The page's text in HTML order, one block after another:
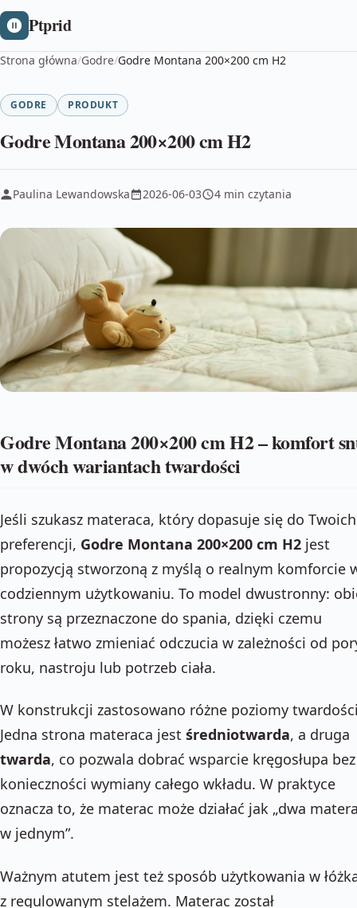
Ptprid
Strona główna/Godre/Godre Montana 200×200 cm H2
GODRE PRODUKT
Godre Montana 200×200 cm H2
Paulina Lewandowska 2026-06-03 4 min czytania
Godre Montana 200×200 cm H2 – komfort
w dwóch wariantach twardości
Jeśli szukasz materaca, który dopasuje się do Twoich
preferencji, Godre Montana 200×200 cm H2 jest
propozycją stworzoną z myślą o realnym komforcie
codziennym użytkowaniu. To model dwustronny:
strony są przeznaczone do spania, dzięki czemu
możesz łatwo zmieniać odczucia w zależności od
roku, nastroju lub potrzeb ciała.
W konstrukcji zastosowano różne poziomy
Jedna strona materaca jest średniotwarda, a druga
twarda, co pozwala dobrać wsparcie kręgosłupa bez
konieczności wymiany całego wkładu. W praktyce
oznacza to, że materac może działać jak „dwa
w jednym”.
Ważnym atutem jest też sposób użytkowania w
z regulowanym stelażem. Materac został